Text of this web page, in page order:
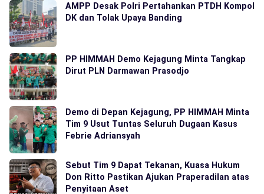
AMPP Desak Polri Pertahankan PTDH Kompol
DK dan Tolak Upaya Banding
PP HIMMAH Demo Kejagung Minta Tangkap
Dirut PLN Darmawan Prasodjo
Demo di Depan Kejagung, PP HIMMAH Minta
Tim 9 Usut Tuntas Seluruh Dugaan Kasus
Febrie Adriansyah
Sebut Tim 9 Dapat Tekanan, Kuasa Hukum
Don Ritto Pastikan Ajukan Praperadilan atas
Penyitaan Aset